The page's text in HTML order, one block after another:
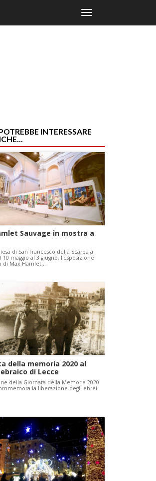
Toggle
navigation
INTERESSARE
Sauvage in mostra a
di San Francesco della Scarpa a
10 maggio al 3 giugno, l'esposizione
di Max Hamlet…
della memoria 2020 al
di Lecce
della Giornata della Memoria 2020
la liberazione degli ebrei